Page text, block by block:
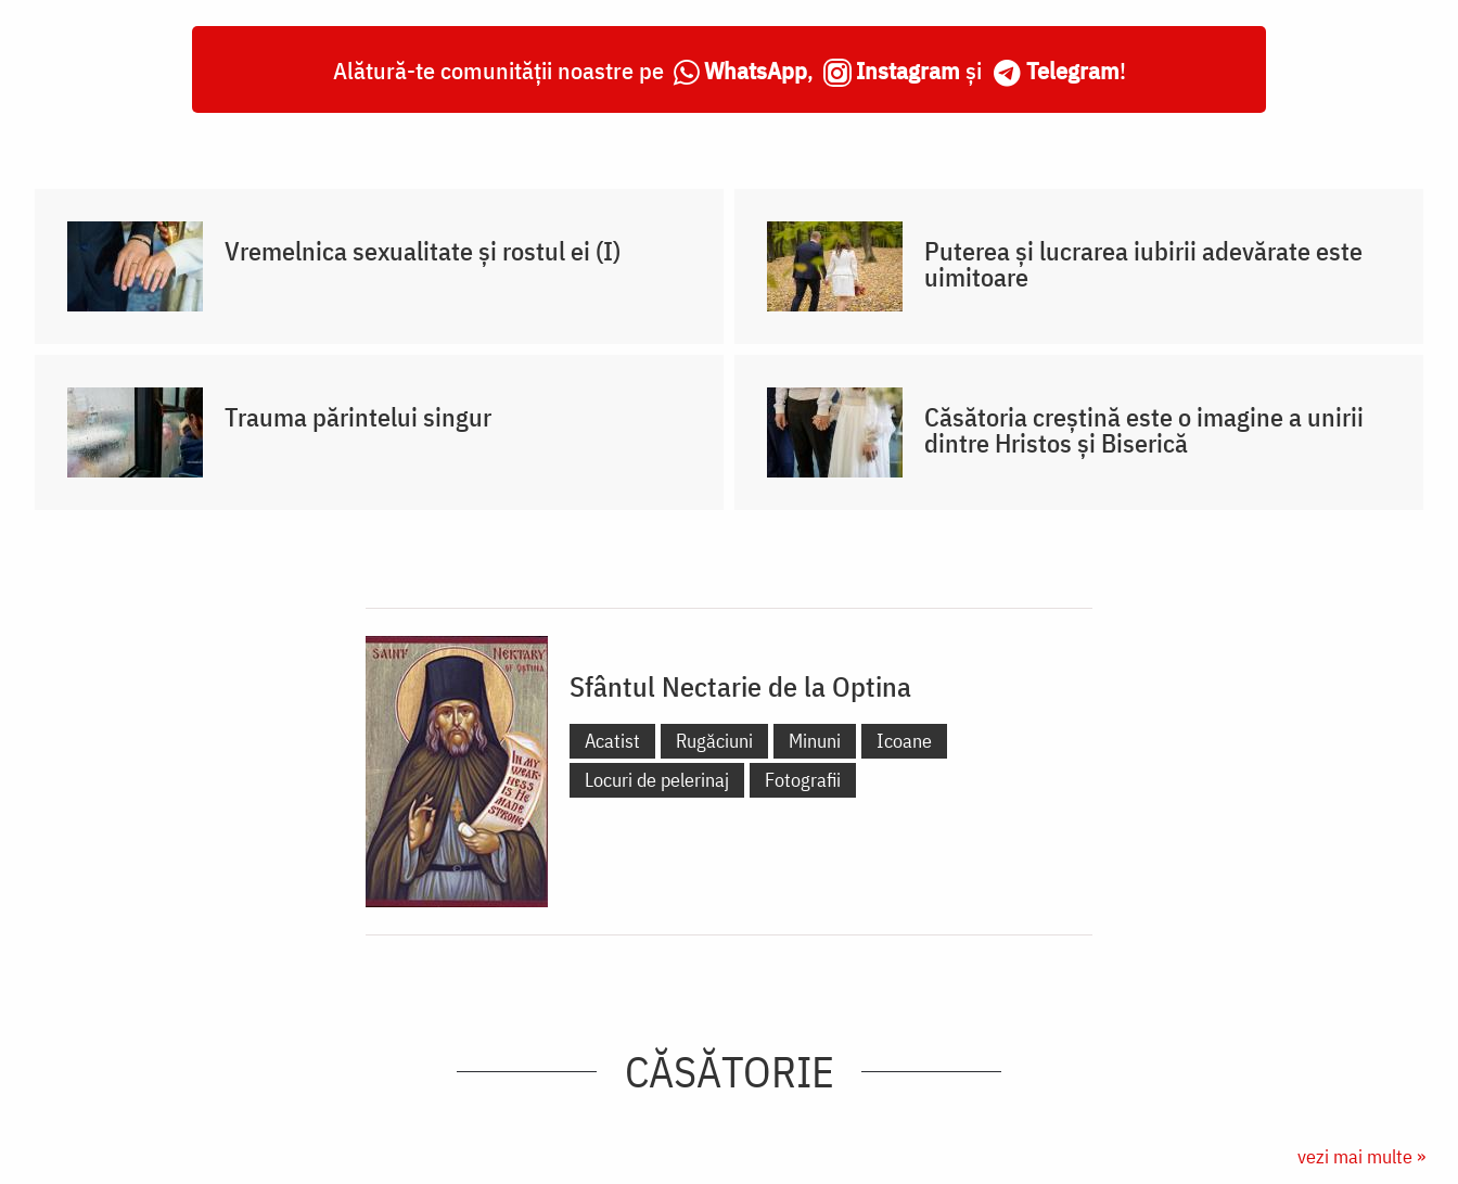
Alătură-te comunității noastre pe WhatsApp, Instagram și Telegram!
Vremelnica sexualitate și rostul ei (I) Puterea și lucrarea iubirii adevărate este
uimitoare
Trauma părintelui singur Căsătoria creștină este o imagine a unirii
dintre Hristos și Biserică
Sfântul Nectarie de la Optina
Acatist Rugăciuni Minuni
Icoane
Locuri de pelerinaj
Fotografii
CĂSĂTORIE
vezi mai multe »